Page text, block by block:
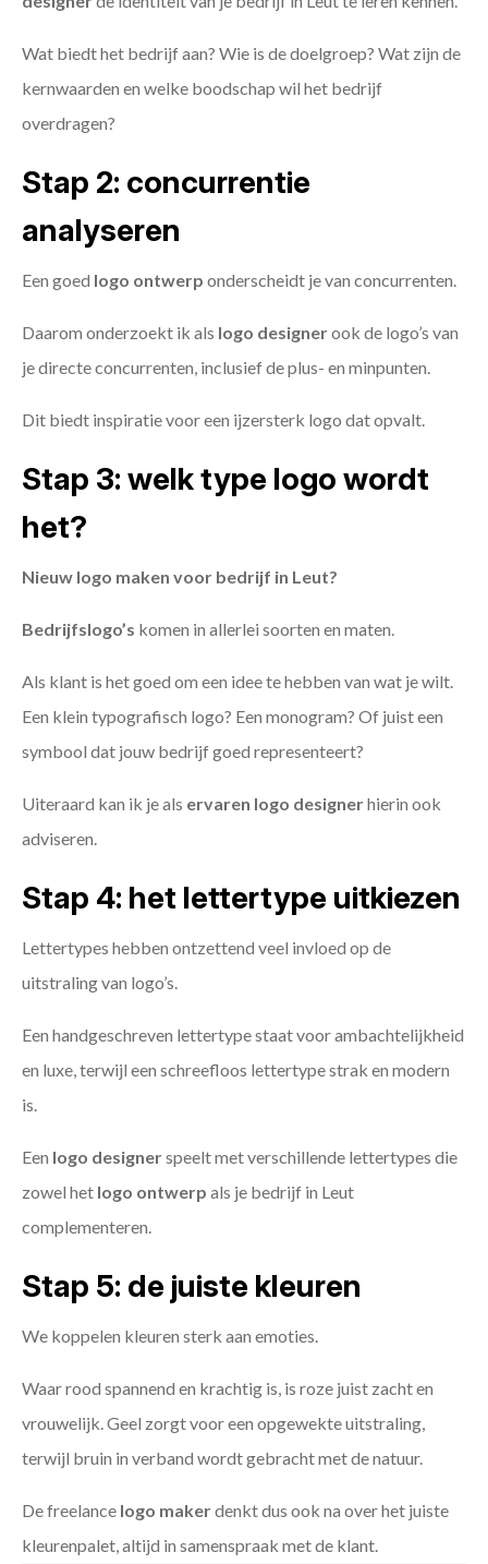
Wat biedt het bedrijf aan? Wie is de doelgroep? Wat zijn de
kernwaarden en welke boodschap wil het bedrijf
overdragen?
Stap 2: concurrentie
analyseren
Een goed logo ontwerp onderscheidt je van concurrenten.
Daarom onderzoekt ik als logo designerook de logo’s van
je directe concurrenten, inclusief de plus- en minpunten.
Dit biedt inspiratie voor een ijzersterk logo dat opvalt.
Stap 3: welk type logo wordt
het?
Nieuw logo maken voor bedrijf in Leut?
Bedrijfslogo’s komen in allerlei soorten en maten.
Als klant is het goed om een idee te hebben van wat je wilt.
Een klein typografisch logo? Een monogram? Of juist een
symbool dat jouw bedrijf goed representeert?
Uiteraard kan ik je als ervaren logo designerhierin ook
adviseren.
Stap 4: het lettertype uitkiezen
Lettertypes hebben ontzettend veel invloed op de
uitstraling van logo’s.
Een handgeschreven lettertype staat voor ambachtelijkheid
en luxe, terwijl een schreefloos lettertype strak en modern
is.
Een logo designerspeelt met verschillende lettertypes die
zowel het logo ontwerp als je bedrijf in Leut
complementeren.
Stap 5: de juiste kleuren
We koppelen kleuren sterk aan emoties.
Waar rood spannend en krachtig is, is roze juist zacht en
vrouwelijk. Geel zorgt voor een opgewekte uitstraling,
terwijl bruin in verband wordt gebracht met de natuur.
De freelance logo makerdenkt dus ook na over het juiste
kleurenpalet, altijd in samenspraak met de klant.